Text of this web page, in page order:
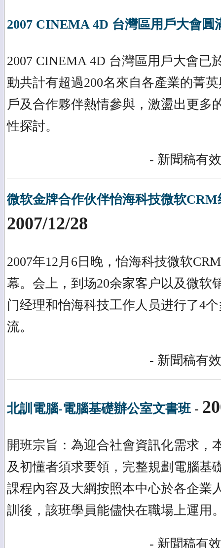
2007 CINEMA 4D 台灣區用戶大會圓
2007 CINEMA 4D 台灣區用戶大會已
動共計有超過200名來自各產業的菁
戶及合作夥伴熱情參與，激盪出更多
性探討。
- 新聞稿有
微软金牌合作伙伴怡海科技微软
2007/12/28
2007年12月6日晚，怡海科技微软
幕。会上，到场20余家客户以及微软
门经理和怡海科技工作人员进行了4
流。
- 新聞稿有
北訓電腦-電腦基礎辦公室文書班-
開班宗旨：為迎合社會資訊化需求，
及初懂者須求要領，完整規劃電腦基
課程內容及大綱按照本中心於各企業
訓後，該班學員能儘快在職場上運用
- 新聞稿有